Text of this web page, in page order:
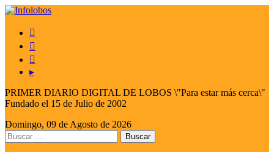



▸
PRIMER DIARIO DIGITAL DE LOBOS \"Para estar más cerca\"
Fundado el 15 de Julio de 2002
Domingo, 09 de Agosto de 2026